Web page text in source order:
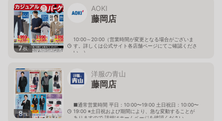
7枚
AOKI
藤岡店
10:00～20:00（営業時間が変更となる場合がございま
す。詳しくは公式サイト各店舗ページにてご確認くださ
い。）
8枚
洋服の青山
藤岡店
■通常営業時間 平日：10:00〜19:00 土日祝日：10:00〜
19:00 ※土日祝および期間により、急な変動することが
ありますので 詳細はホームページを確認ください